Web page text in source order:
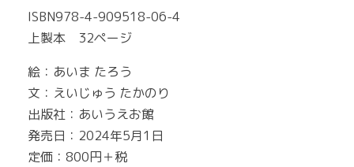
ISBN978-4-909518-06-4
上製本 32ページ
絵：あいま たろう
文：えいじゅう たかのり
出版社：あいうえお館
発売日：2024年5月1日
定価：800円＋税